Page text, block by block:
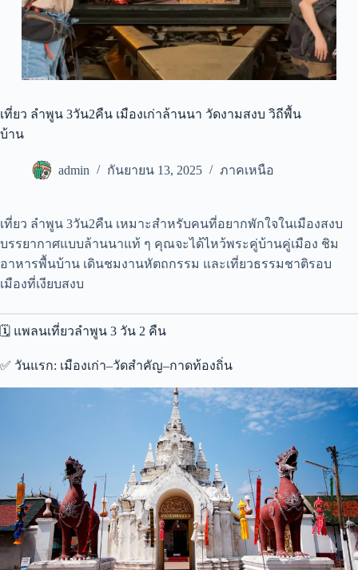
เที่ยว ลำพูน 3วัน2คืน เมืองเก่าล้านนา วัดงามสงบ วิถีพื้น
บ้าน
admin กันยายน 13, 2025 ภาคเหนือ
เที่ยว ลำพูน 3วัน2คืน เหมาะสำหรับคนที่อยากพักใจในเมืองสงบ
บรรยากาศแบบล้านนาแท้ ๆ คุณจะได้ไหว้พระคู่บ้านคู่เมือง ชิม
อาหารพื้นบ้าน เดินชมงานหัตถกรรม และเที่ยวธรรมชาติรอบ
เมืองที่เงียบสงบ
🗓 แพลนเที่ยวลำพูน 3 วัน 2 คืน
✅ วันแรก: เมืองเก่า–วัดสำคัญ–กาดท้องถิ่น